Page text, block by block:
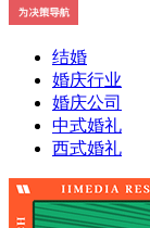
结婚
婚庆行业
婚庆公司
中式婚礼
西式婚礼